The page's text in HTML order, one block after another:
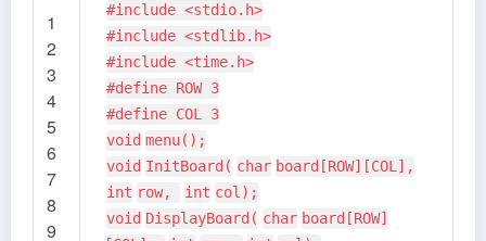
1
2
3
4
5
6
7
8
9
#include <stdio.h>
#include <stdlib.h>
#include <time.h>
#define ROW 3
#define COL 3
void menu();
void InitBoard( char board[ROW][COL],
int row, int col);
void DisplayBoard( char board[ROW]